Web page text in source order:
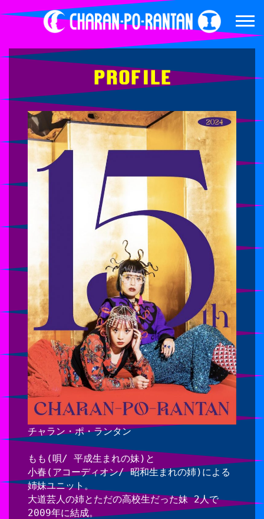
PROFILE
チャラン・ポ・ランタン
もも(唄/ 平成生まれの妹)と
小春(アコーディオン/ 昭和生まれの姉)による
姉妹ユニット。
大道芸人の姉とただの高校生だった妹 2人で
2009年に結成。